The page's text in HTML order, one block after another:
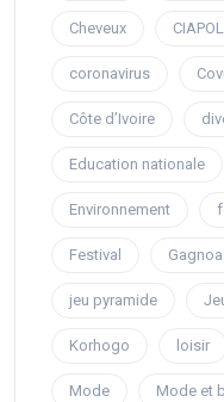
Cheveux CIAPOL
coronavirus
Côte d’Ivoire
Education nationale
Environnement
Festival Gagnoa
jeu pyramide
Korhogo loisir
Mode Mode et